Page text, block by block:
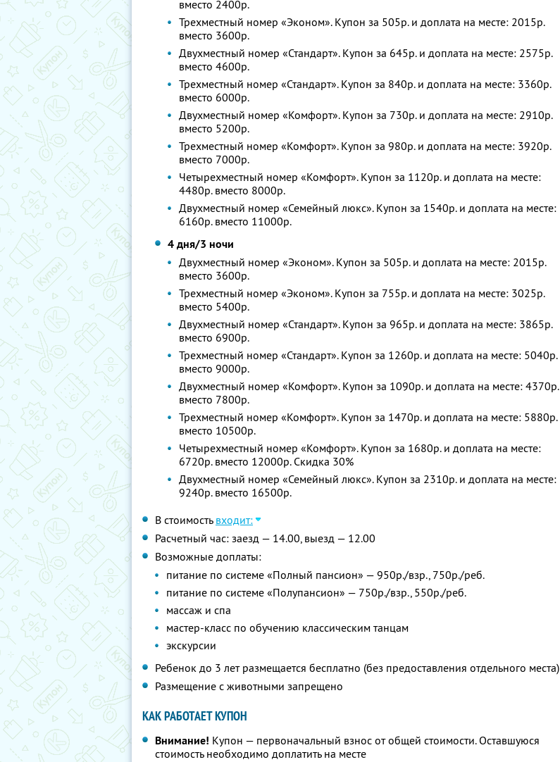
вместо 2400р.
Трехместный номер «Эконом». Купон за 505р. и доплата на месте: 2015р.
вместо 3600р.
Двухместный номер «Стандарт». Купон за 645р. и доплата на месте: 2575р.
вместо 4600р.
Трехместный номер «Стандарт». Купон за 840р. и доплата на месте: 3360р.
вместо 6000р.
Двухместный номер «Комфорт». Купон за 730р. и доплата на месте: 2910р.
вместо 5200р.
Трехместный номер «Комфорт». Купон за 980р. и доплата на месте: 3920р.
вместо 7000р.
Четырехместный номер «Комфорт». Купон за 1120р. и доплата на месте:
4480р. вместо 8000р.
Двухместный номер «Семейный люкс». Купон за 1540р. и доплата на месте:
6160р. вместо 11000р.
4 дня/3 ночи
Двухместный номер «Эконом». Купон за 505р. и доплата на месте: 2015р.
вместо 3600р.
Трехместный номер «Эконом». Купон за 755р. и доплата на месте: 3025р.
вместо 5400р.
Двухместный номер «Стандарт». Купон за 965р. и доплата на месте: 3865р.
вместо 6900р.
Трехместный номер «Стандарт». Купон за 1260р. и доплата на месте: 5040р.
вместо 9000р.
Двухместный номер «Комфорт». Купон за 1090р. и доплата на месте: 4370р.
вместо 7800р.
Трехместный номер «Комфорт». Купон за 1470р. и доплата на месте: 5880р.
вместо 10500р.
Четырехместный номер «Комфорт». Купон за 1680р. и доплата на месте:
6720р. вместо 12000р. Скидка 30%
Двухместный номер «Семейный люкс». Купон за 2310р. и доплата на месте:
9240р. вместо 16500р.
В стоимость входит:
Расчетный час: заезд — 14.00, выезд — 12.00
Возможные доплаты:
питание по системе «Полный пансион» — 950р./взр., 750р./реб.
питание по системе «Полупансион» — 750р./взр., 550р./реб.
массаж и спа
мастер-класс по обучению классическим танцам
экскурсии
Ребенок до 3 лет размещается бесплатно (без предоставления отдельного места)
Размещение с животными запрещено
КАК РАБОТАЕТ КУПОН
Внимание! Купон — первоначальный взнос от общей стоимости. Оставшуюся
стоимость необходимо доплатить на месте